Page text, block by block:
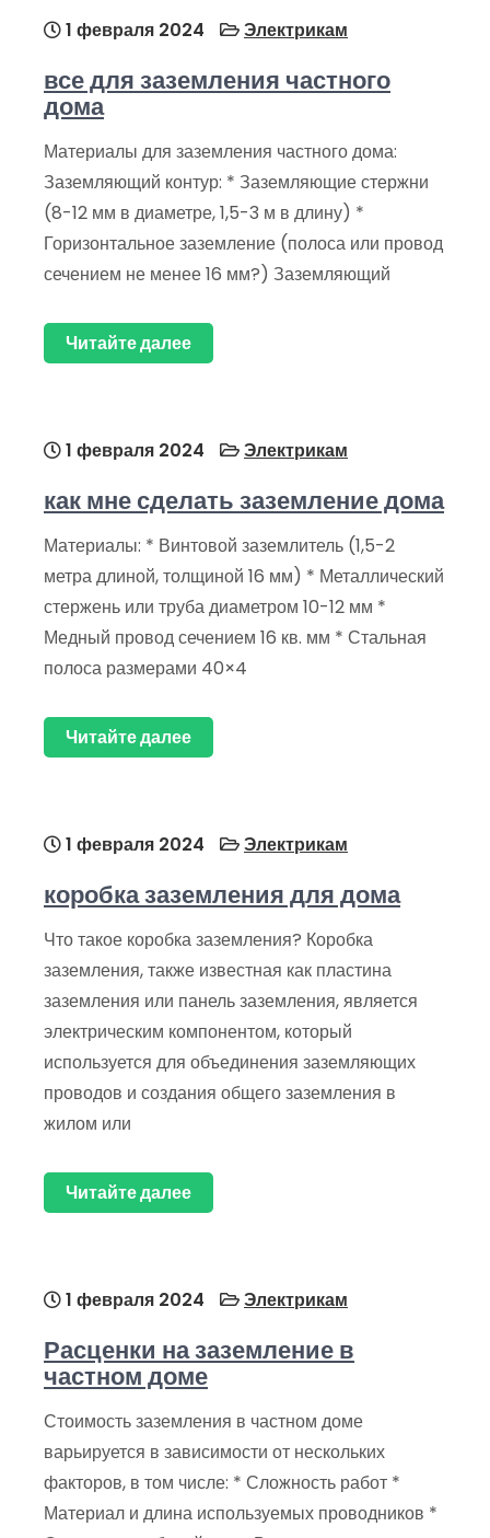
1 февраля 2024 Электрикам
все для заземления частного
дома
Материалы для заземления частного дома:
Заземляющий контур: * Заземляющие стержни
(8-12 мм в диаметре, 1,5-3 м в длину) *
Горизонтальное заземление (полоса или провод
сечением не менее 16 мм?) Заземляющий
Читайте далее
1 февраля 2024 Электрикам
как мне сделать заземление дома
Материалы: * Винтовой заземлитель (1,5-2
метра длиной, толщиной 16 мм) * Металлический
стержень или труба диаметром 10-12 мм *
Медный провод сечением 16 кв. мм * Стальная
полоса размерами 40×4
Читайте далее
1 февраля 2024 Электрикам
коробка заземления для дома
Что такое коробка заземления? Коробка
заземления, также известная как пластина
заземления или панель заземления, является
электрическим компонентом, который
используется для объединения заземляющих
проводов и создания общего заземления в
жилом или
Читайте далее
1 февраля 2024 Электрикам
Расценки на заземление в
частном доме
Стоимость заземления в частном доме
варьируется в зависимости от нескольких
факторов, в том числе: * Сложность работ *
Материал и длина используемых проводников *